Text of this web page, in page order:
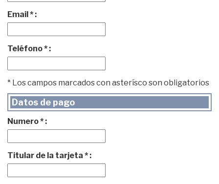
Email * :
Teléfono * :
* Los campos marcados con asterísco son obligatorios
Datos de pago
Numero * :
Titular de la tarjeta * :